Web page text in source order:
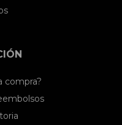
compra?